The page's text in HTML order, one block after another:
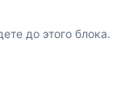
до этого блока.